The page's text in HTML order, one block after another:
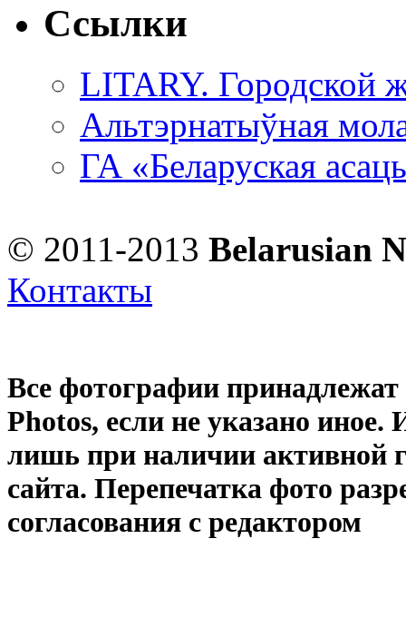
Ссылки
LITARY. Городской
Альтэрнатыўная
ГА «Беларуская
© 2011-2013 Belarusian
Контакты
Все фотографии
Photos, если не указано иное.
лишь при наличии активной
сайта. Перепечатка фото
согласования с редактором